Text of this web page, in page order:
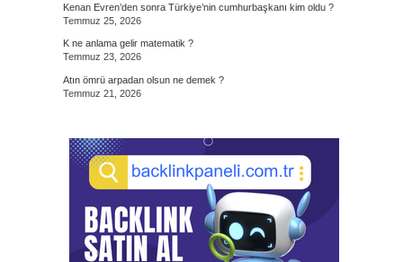
Kenan Evren’den sonra Türkiye’nin cumhurbaşkanı kim oldu ?
Temmuz 25, 2026
K ne anlama gelir matematik ?
Temmuz 23, 2026
Atın ömrü arpadan olsun ne demek ?
Temmuz 21, 2026